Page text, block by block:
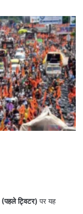
(पहले ट्विटर) पर यह